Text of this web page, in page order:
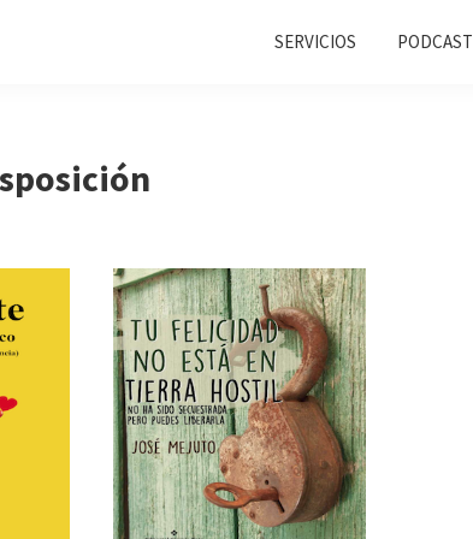
SERVICIOS PODCAST